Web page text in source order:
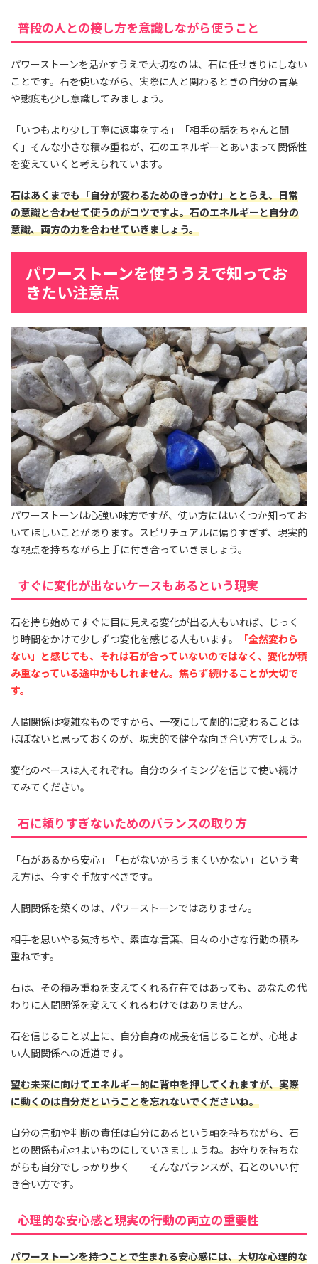
普段の人との接し方を意識しながら使うこと
パワーストーンを活かすうえで大切なのは、石に任せきりにしない
ことです。石を使いながら、実際に人と関わるときの自分の言葉
や態度も少し意識してみましょう。
「いつもより少し丁寧に返事をする」「相手の話をちゃんと聞
く」そんな小さな積み重ねが、石のエネルギーとあいまって関係性
を変えていくと考えられています。
石はあくまでも「自分が変わるためのきっかけ」ととらえ、日常
の意識と合わせて使うのがコツですよ。石のエネルギーと自分の
意識、両方の力を合わせていきましょう。
パワーストーンを使ううえで知ってお
きたい注意点
パワーストーンは心強い味方ですが、使い方にはいくつか知ってお
いてほしいことがあります。スピリチュアルに偏りすぎず、現実的
な視点を持ちながら上手に付き合っていきましょう。
すぐに変化が出ないケースもあるという現実
石を持ち始めてすぐに目に見える変化が出る人もいれば、じっく
り時間をかけて少しずつ変化を感じる人もいます。
「全然変わら
ない」と感じても、それは石が合っていないのではなく、変化が積
み重なっている途中かもしれません。焦らず続けることが大切で
す。
人間関係は複雑なものですから、一夜にして劇的に変わることは
ほぼないと思っておくのが、現実的で健全な向き合い方でしょう。
変化のペースは人それぞれ。自分のタイミングを信じて使い続け
てみてください。
石に頼りすぎないためのバランスの取り方
「石があるから安心」「石がないからうまくいかない」という考
え方は、今すぐ手放すべきです。
人間関係を築くのは、パワーストーンではありません。
相手を思いやる気持ちや、素直な言葉、日々の小さな行動の積み
重ねです。
石は、その積み重ねを支えてくれる存在ではあっても、あなたの代
わりに人間関係を変えてくれるわけではありません。
石を信じること以上に、自分自身の成長を信じることが、心地よ
い人間関係への近道です。
望む未来に向けてエネルギー的に背中を押してくれますが、実際
に動くのは自分だということを忘れないでくださいね。
自分の言動や判断の責任は自分にあるという軸を持ちながら、石
との関係も心地よいものにしていきましょうね。お守りを持ちな
がらも自分でしっかり歩く——そんなバランスが、石とのいい付
き合い方です。
心理的な安心感と現実の行動の両立の重要性
パワーストーンを持つことで生まれる安心感には、大切な心理的な